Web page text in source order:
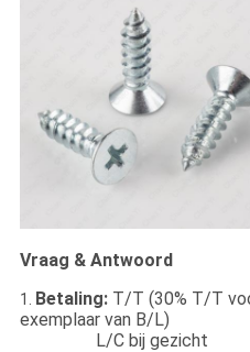
Vraag & Antwoord
1. Betaling:T/T (30% T/T
exemplaar van B/L)
L/C bij gezicht